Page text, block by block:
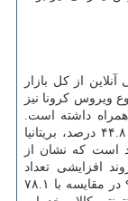
از کل بازار
ویروس کرونا نیز
داشته است.
بعنوان مثال این اعداد در کشورهایی مانند چین ۴۴.۸ درصد، بریتانیا
۱۴.۵ درصد، ژاپن ۱۳ درصد است که نشان از
افزایشی تعداد
کاربران ایرانی اینترنت (۹۴.۴ میلیون در سال ۹۹ در مقایسه با ۷۸.۱